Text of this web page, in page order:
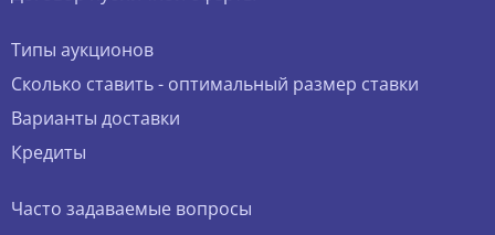
Типы аукционов
Сколько ставить - оптимальный размер ставки
Варианты доставки
Кредиты
Часто задаваемые вопросы